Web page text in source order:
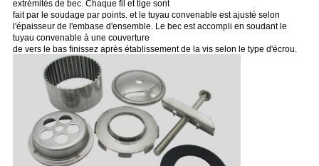
extrémités de bec. Chaque fil et tige sont
fait par le soudage par points. et le tuyau convenable est ajusté selon
l'épaisseur de l'embase d'ensemble. Le bec est accompli en soudant le
tuyau convenable à une couverture
de vers le bas finissez après établissement de la vis selon le type d'écrou.